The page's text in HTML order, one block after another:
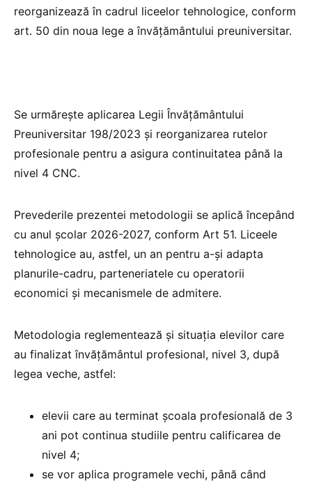
reorganizează în cadrul liceelor tehnologice, conform
art. 50 din noua lege a învățământului preuniversitar.
Se urmărește aplicarea Legii Învățământului
Preuniversitar 198/2023 și reorganizarea rutelor
profesionale pentru a asigura continuitatea până la
nivel 4 CNC.
Prevederile prezentei metodologii se aplică începând
cu anul școlar 2026-2027, conform Art 51. Liceele
tehnologice au, astfel, un an pentru a-și adapta
planurile-cadru, parteneriatele cu operatorii
economici și mecanismele de admitere.
Metodologia reglementează și situația elevilor care
au finalizat învățământul profesional, nivel 3, după
legea veche, astfel:
elevii care au terminat școala profesională de 3
ani pot continua studiile pentru calificarea de
nivel 4;
se vor aplica programele vechi, până când